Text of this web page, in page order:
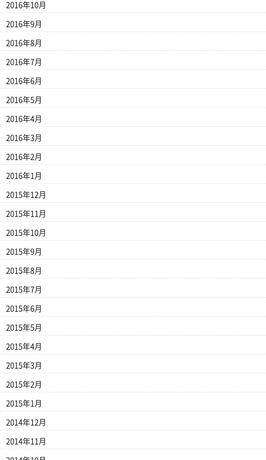
2016年10月
2016年9月
2016年8月
2016年7月
2016年6月
2016年5月
2016年4月
2016年3月
2016年2月
2016年1月
2015年12月
2015年11月
2015年10月
2015年9月
2015年8月
2015年7月
2015年6月
2015年5月
2015年4月
2015年3月
2015年2月
2015年1月
2014年12月
2014年11月